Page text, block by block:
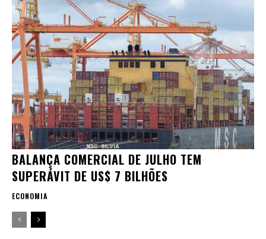
BALANÇA COMERCIAL DE JULHO TEM
SUPERÁVIT DE US$ 7 BILHÕES
ECONOMIA